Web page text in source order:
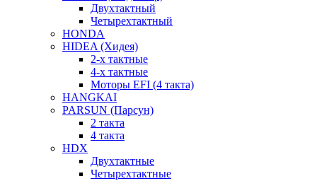
Двухтактный
Четырехтактный
HONDA
HIDEA (Хидея)
2-х тактные
4-х тактные
Моторы EFI (4 такта)
HANGKAI
PARSUN (Парсун)
2 такта
4 такта
HDX
Двухтактные
Четырехтактные